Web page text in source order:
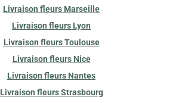
Livraison fleurs Marseille
Livraison fleurs Lyon
Livraison fleurs Toulouse
Livraison fleurs Nice
Livraison fleurs Nantes
Livraison fleurs Strasbourg